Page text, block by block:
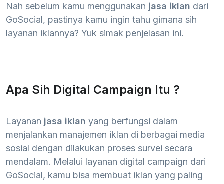
Nah sebelum kamu menggunakan jasa iklan dari
GoSocial, pastinya kamu ingin tahu gimana sih
layanan iklannya? Yuk simak penjelasan ini.
Apa Sih Digital Campaign Itu ?
Layanan jasa iklan yang berfungsi dalam
menjalankan manajemen iklan di berbagai media
sosial dengan dilakukan proses survei secara
mendalam. Melalui layanan digital campaign dari
GoSocial, kamu bisa membuat iklan yang paling